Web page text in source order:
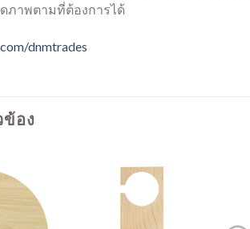
ภาพตามที่ต้องการได้
dnmtrades
ข้อง